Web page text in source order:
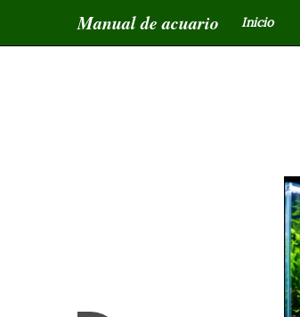
Manual de acuario Inicio